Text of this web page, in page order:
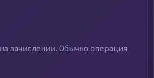
зачислении. Обычно операция